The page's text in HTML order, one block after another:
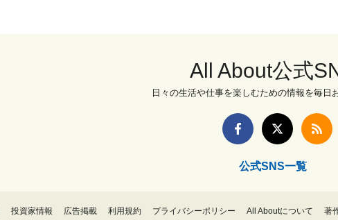
All About公式
日々の生活や仕事を楽しむための情報を毎日
公式SNS一覧
投資家情報 広告掲載 利用規約 プライバシーポリシー All Aboutについて 著